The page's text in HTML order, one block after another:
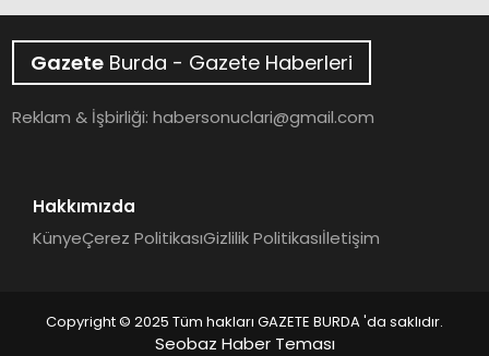
Gazete Burda - Gazete Haberleri
Reklam & İşbirliği:habersonuclari@gmail.com
Hakkımızda
KünyeÇerez PolitikasıGizlilik Politikasıİletişim
Copyright © 2025 Tüm hakları GAZETE BURDA 'da saklıdır.
Seobaz Haber Teması